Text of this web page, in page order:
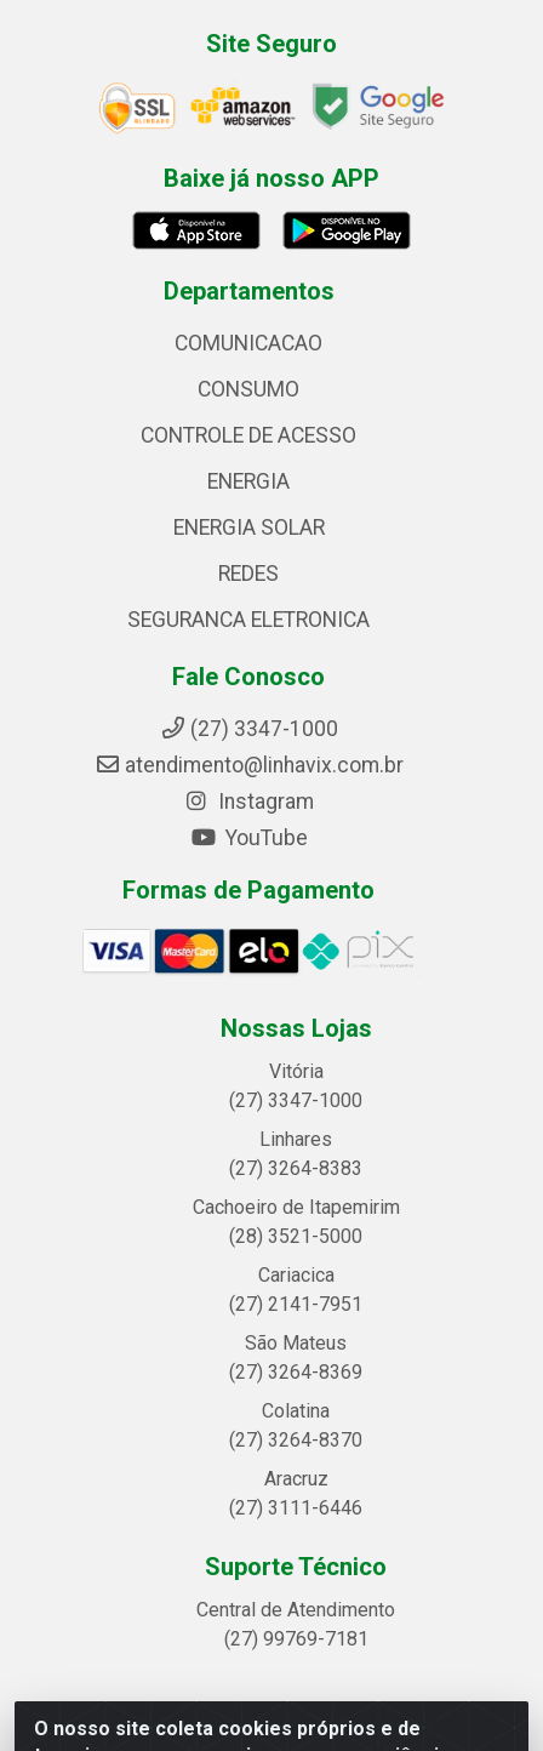
O nosso site coleta cookies próprios e de
Site Seguro
Baixe já nosso APP
Departamentos
COMUNICACAO
CONSUMO
CONTROLE DE ACESSO
ENERGIA
ENERGIA SOLAR
REDES
SEGURANCA ELETRONICA
Fale Conosco
(27) 3347-1000
atendimento@linhavix.com.br
Instagram
YouTube
Formas de Pagamento
Nossas Lojas
Vitória
(27) 3347-1000
Linhares
(27) 3264-8383
Cachoeiro de Itapemirim
(28) 3521-5000
Cariacica
(27) 2141-7951
São Mateus
(27) 3264-8369
Colatina
(27) 3264-8370
Aracruz
(27) 3111-6446
Suporte Técnico
Central de Atendimento
(27) 99769-7181
Linhavix Distribuidora LTDA - Avenida Alegre, 2521 -